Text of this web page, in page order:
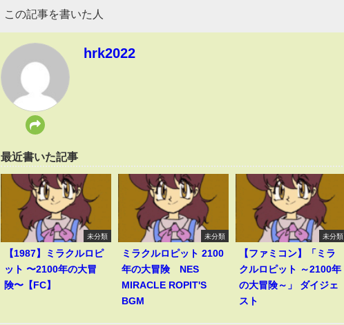
この記事を書いた人
hrk2022
最近書いた記事
未分類
【1987】ミラクルロピ
ット 〜2100年の大冒
険〜【FC】
未分類
ミラクルロピット 2100
年の大冒険 NES
MIRACLE ROPIT'S
BGM
未分類
【ファミコン】「ミラ
クルロピット ～2100年
の大冒険～」 ダイジェ
スト